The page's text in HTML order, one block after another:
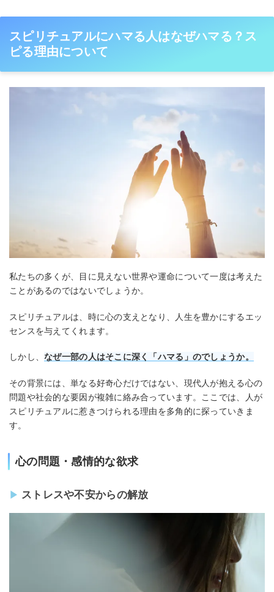
スピリチュアルにハマる人はなぜハマる？ス
ピる理由について
私たちの多くが、目に見えない世界や運命について一度は考えた
ことがあるのではないでしょうか。
スピリチュアルは、時に心の支えとなり、人生を豊かにするエッ
センスを与えてくれます。
しかし、なぜ一部の人はそこに深く「ハマる」のでしょうか。
その背景には、単なる好奇心だけではない、現代人が抱える心の
問題や社会的な要因が複雑に絡み合っています。ここでは、人が
スピリチュアルに惹きつけられる理由を多角的に探っていきま
す。
心の問題・感情的な欲求
ストレスや不安からの解放